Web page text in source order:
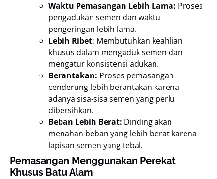
Waktu Pemasangan Lebih Lama: Proses
pengadukan semen dan waktu
pengeringan lebih lama.
Lebih Ribet: Membutuhkan keahlian
khusus dalam mengaduk semen dan
mengatur konsistensi adukan.
Berantakan: Proses pemasangan
cenderung lebih berantakan karena
adanya sisa-sisa semen yang perlu
dibersihkan.
Beban Lebih Berat: Dinding akan
menahan beban yang lebih berat karena
lapisan semen yang tebal.
Pemasangan Menggunakan Perekat
Khusus Batu Alam